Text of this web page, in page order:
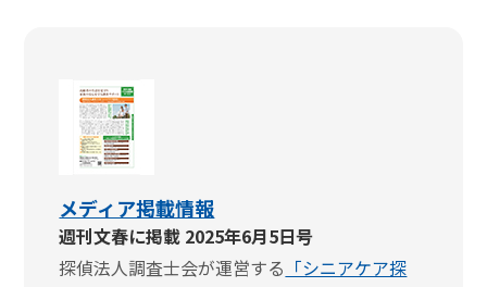
メディア掲載情報
週刊文春に掲載 2025年6月5日号
探偵法人調査士会が運営する 「シニアケア探